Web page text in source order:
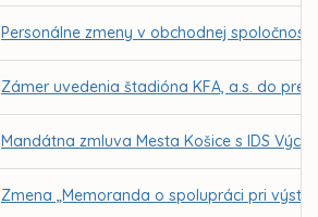
Personálne zmeny v obchodnej
Zámer uvedenia štadióna KFA, a.s. do
Mandátna zmluva Mesta Košice s IDS
Zmena „Memoranda o spolupráci pri